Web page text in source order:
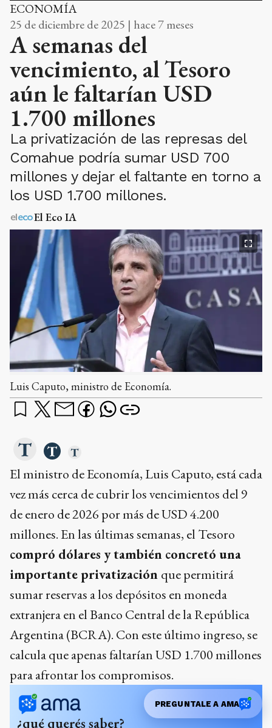
ECONOMÍA
25 de diciembre de 2025 | hace 7 meses
A semanas del
vencimiento, al Tesoro
aún le faltarían USD
1.700 millones
La privatización de las represas del
Comahue podría sumar USD 700
millones y dejar el faltante en torno a
los USD 1.700 millones.
El Eco IA
Luis Caputo, ministro de Economía.
El ministro de Economía, Luis Caputo, está cada
vez más cerca de cubrir los vencimientos del 9
de enero de 2026 por más de USD 4.200
millones. En las últimas semanas, el Tesoro
compró dólares y también concretó una
importante privatización que permitirá
sumar reservas a los depósitos en moneda
extranjera en el Banco Central de la República
Argentina (BCRA). Con este último ingreso, se
calcula que apenas faltarían USD 1.700 millones
para afrontar los compromisos.
¿qué querés saber?
PREGUNTALE A AMA